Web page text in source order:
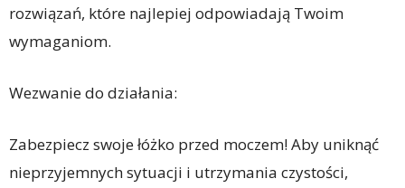
rozwiązań, które najlepiej odpowiadają Twoim
wymaganiom.
Wezwanie do działania:
Zabezpiecz swoje łóżko przed moczem! Aby uniknąć
nieprzyjemnych sytuacji i utrzymania czystości,